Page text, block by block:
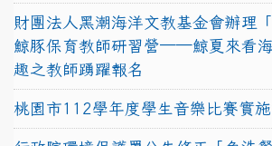
財團法人黑潮海洋文教基金會辦理
鯨豚保育教師研習營──鯨夏來看
趣之教師踴躍報名
桃園市112學年度學生音樂比賽實